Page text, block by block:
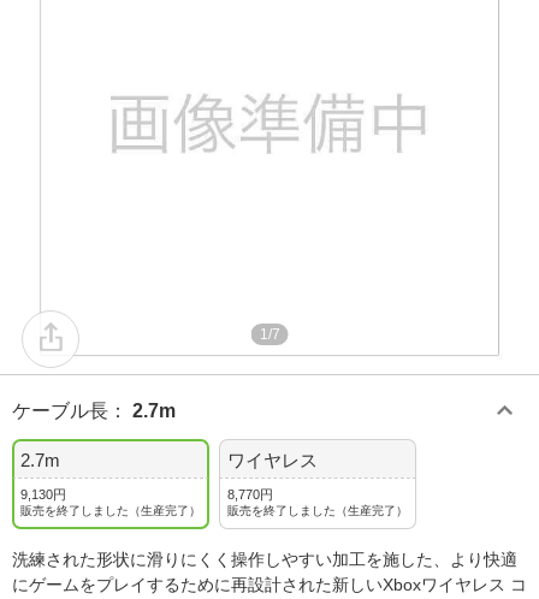
1/7
ケーブル長 ： 2.7m
2.7m
9,130円
販売を終了しました（生産完了）
ワイヤレス
8,770円
販売を終了しました（生産完了）
洗練された形状に滑りにくく操作しやすい加工を施した、より快適
にゲームをプレイするために再設計された新しいXboxワイヤレス コ